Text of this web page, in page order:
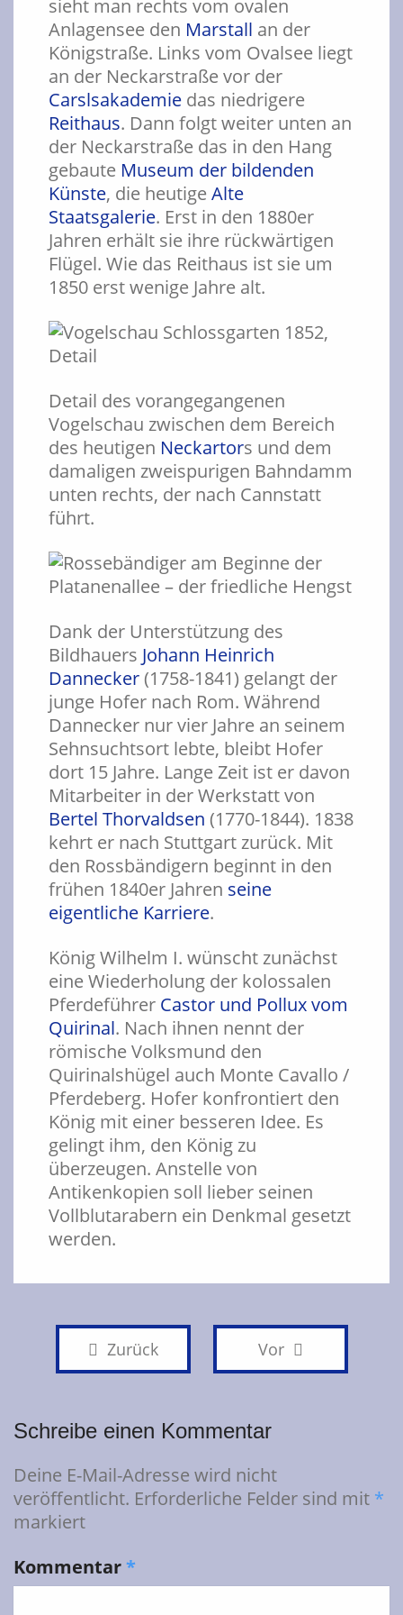
sieht man rechts vom ovalen
Anlagensee den Marstall an der
Königstraße. Links vom Ovalsee liegt
an der Neckarstraße vor der
Carslsakademie das niedrigere
Reithaus. Dann folgt weiter unten an
der Neckarstraße das in den Hang
gebaute Museum der bildenden
Künste, die heutigeAlte
Staatsgalerie. Erst in den 1880er
Jahren erhält sie ihre rückwärtigen
Flügel. Wie das Reithaus ist sie um
1850 erst wenige Jahre alt.
Detail des vorangegangenen
Vogelschau zwischen dem Bereich
des heutigen Neckartors und dem
damaligen zweispurigen Bahndamm
unten rechts, der nach Cannstatt
führt.
Dank der Unterstützung des
Bildhauers Johann Heinrich
Dannecker(1758-1841) gelangt der
junge Hofer nach Rom. Während
Dannecker nur vier Jahre an seinem
Sehnsuchtsort lebte, bleibt Hofer
dort 15 Jahre. Lange Zeit ist er davon
Mitarbeiter in der Werkstatt von
Bertel Thorvaldsen (1770-1844). 1838
kehrt er nach Stuttgart zurück. Mit
den Rossbändigern beginnt in den
frühen 1840er Jahren seine
eigentliche Karriere.
König Wilhelm I. wünscht zunächst
eine Wiederholung der kolossalen
Pferdeführer Castor und Pollux vom
Quirinal. Nach ihnen nennt der
römische Volksmund den
Quirinalshügel auch Monte Cavallo /
Pferdeberg. Hofer konfrontiert den
König mit einer besseren Idee. Es
gelingt ihm, den König zu
überzeugen. Anstelle von
Antikenkopien soll lieber seinen
Vollblutarabern ein Denkmal gesetzt
werden.
Zurück Vor
Schreibe einen Kommentar
Deine E-Mail-Adresse wird nicht
veröffentlicht. Erforderliche Felder sind mit *
markiert
Kommentar*